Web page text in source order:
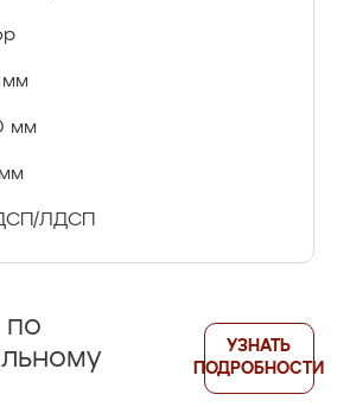
мм
мм
ЛДСП
по
УЗНАТЬ
ПОДРОБНОСТИ